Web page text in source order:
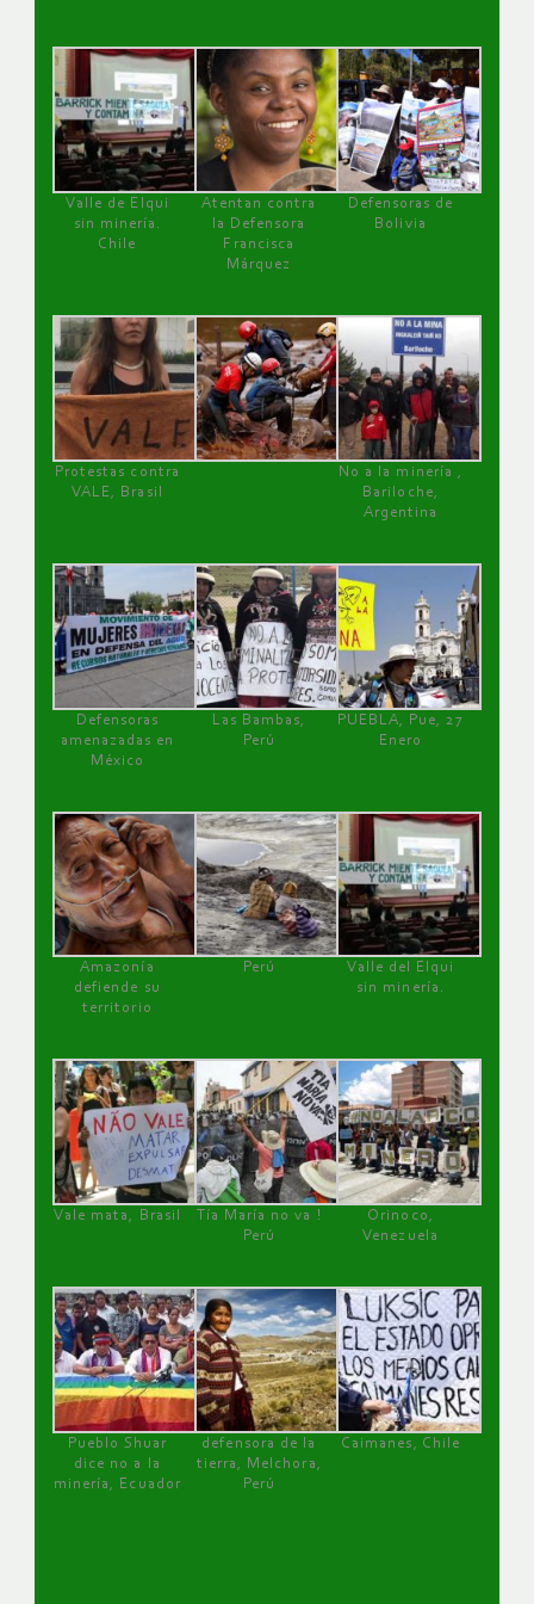
Valle de Elqui
sin minería.
Chile
Atentan contra
la Defensora
Francisca
Márquez
Defensoras de
Bolivia
Protestas contra
VALE, Brasil
No a la minería ,
Bariloche,
Argentina
Defensoras
amenazadas en
México
Las Bambas,
Perú
PUEBLA, Pue, 27
Enero
Amazonía
defiende su
territorio
Perú
Valle del Elqui
sin minería.
Vale mata, Brasil
Tía María no va !
Perú
Orinoco,
Venezuela
Pueblo Shuar
dice no a la
minería, Ecuador
defensora de la
tierra, Melchora,
Perú
Caimanes, Chile